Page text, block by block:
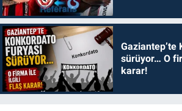
Gaziantep’te
sürüyor… O
karar!